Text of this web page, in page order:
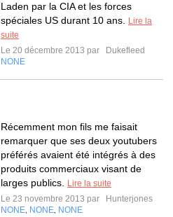
Laden par la CIA et les forces
spéciales US durant 10 ans.
Lire la
suite
Le 20 décembre 2013 par
Dukefleed
NONE
Récemment mon fils me faisait
remarquer que ses deux youtubers
préférés avaient été intégrés à des
produits commerciaux visant de
larges publics.
Lire la suite
Le 23 novembre 2013 par
Hunterjones
NONE NONE NONE